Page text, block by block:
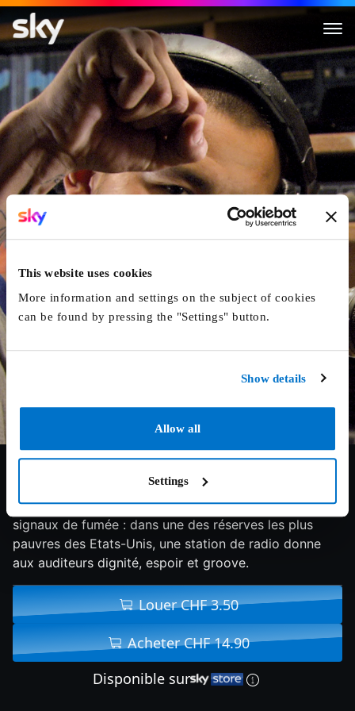
This website uses cookies
More information and settings on the subject of cookies
can be found by pressing the "Settings" button.
Show details
Allow all
Settings
No More Smoke Signals
4/10 2008 90 min Documentaire
Des airs de hip hop indigènes en lieu et place de
signaux de fumée : dans une des réserves les plus
pauvres des Etats-Unis, une station de radio donne
aux auditeurs dignité, espoir et groove.
Louer CHF 3.50
Acheter CHF 14.90
Disponible sur